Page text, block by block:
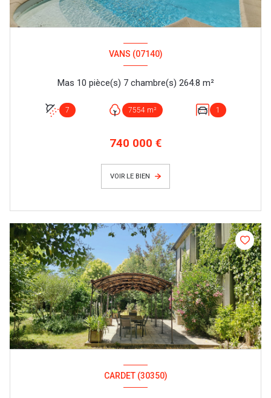
VANS (07140)
Mas 10 pièce(s) 7 chambre(s) 264.8 m²
7 7554 m² 1
740 000 €
VOIR LE BIEN
CARDET (30350)